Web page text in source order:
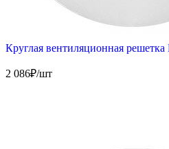
Круглая вентиляционная
2 086₽/шт